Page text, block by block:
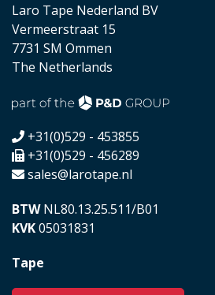
Laro Tape Nederland BV
Vermeerstraat 15
7731 SM Ommen
The Netherlands
+31(0)529 - 453855
+31(0)529 - 456289
sales@larotape.nl
BTWNL80.13.25.511/B01
KVK05031831
Tape